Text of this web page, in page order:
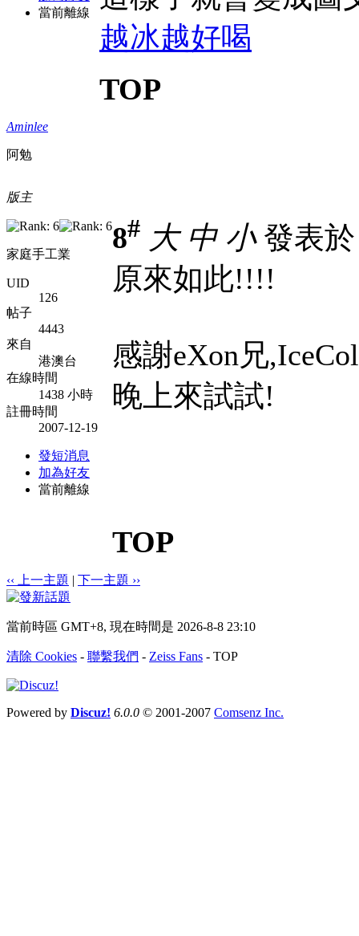
當前離線
越冰越好喝
TOP
Aminlee
阿勉
版主
家庭手工業
UID
126
帖子
4443
來自
港澳台
在線時間
1438 小時
註冊時間
2007-12-19
發短消息
加為好友
當前離線
8# 大 中 小發表於
原來如此!!!!
感謝eXon兄
晚上來試試!
TOP
‹‹ 上一主題 | 下一主題 ››
當前時區 GMT+8, 現在時間是 2026-8-8 23:10
清除 Cookies - 聯繫我們 - Zeiss Fans - TOP
Powered by Discuz! 6.0.0 © 2001-2007 Comsenz Inc.